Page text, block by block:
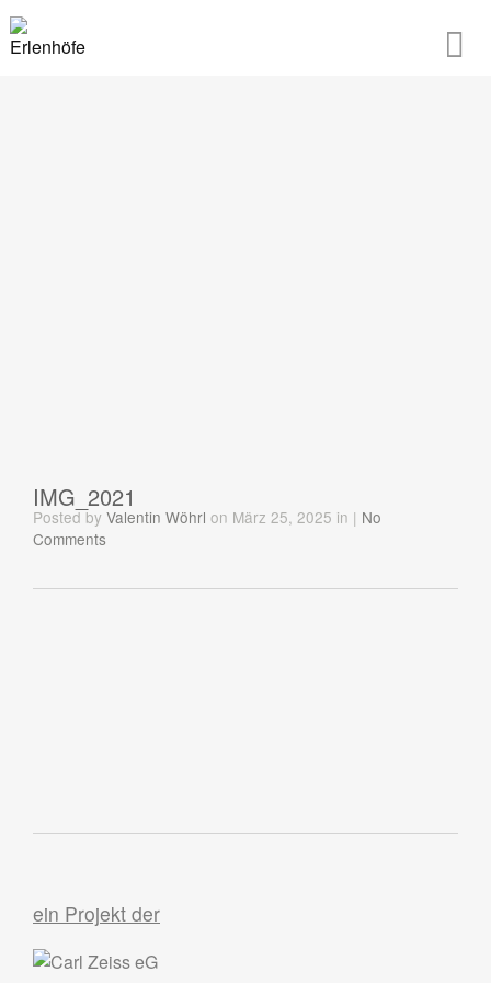
IMG_2021
Postedby Valentin Wöhrl on März 25, 2025 in | No
Comments
ein Projekt der